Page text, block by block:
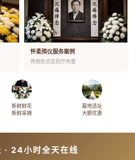
怀柔殡仪服务案例
传统形式告别厅布置
新鲜鲜花
新鲜采摘
墓地选址
大额优惠
· 24小时全天在线